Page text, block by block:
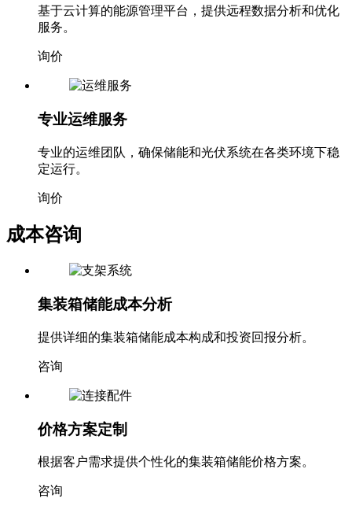
基于云计算的能源管理平台，提供远程数据分析和优化
服务。
询价
专业运维服务
专业的运维团队，确保储能和光伏系统在各类环境下稳
定运行。
询价
成本咨询
集装箱储能成本分析
提供详细的集装箱储能成本构成和投资回报分析。
咨询
价格方案定制
根据客户需求提供个性化的集装箱储能价格方案。
咨询